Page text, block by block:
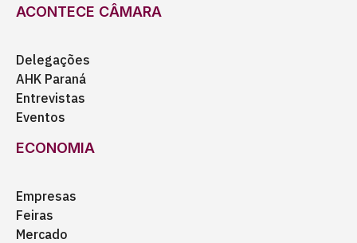
ACONTECE CÂMARA
Delegações
AHK Paraná
Entrevistas
Eventos
ECONOMIA
Empresas
Feiras
Mercado